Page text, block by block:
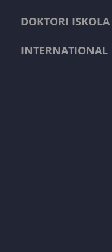
DOKTORI ISKOLA
INTERNATIONAL